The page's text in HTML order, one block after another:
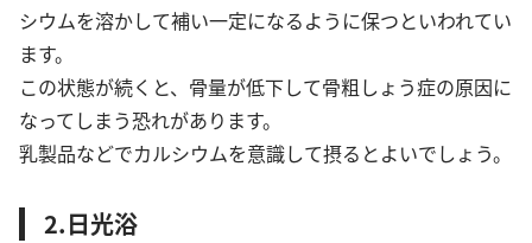
シウムを溶かして補い一定になるように保つといわれてい
ます。
この状態が続くと、骨量が低下して骨粗しょう症の原因に
なってしまう恐れがあります。
乳製品などでカルシウムを意識して摂るとよいでしょう。
2.日光浴